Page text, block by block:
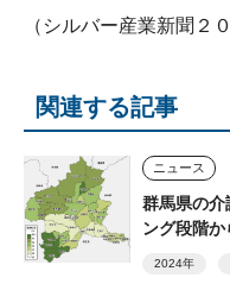
（シルバー産業新聞２
関連する記事
ニュース
群馬県の
ング段階
2024年